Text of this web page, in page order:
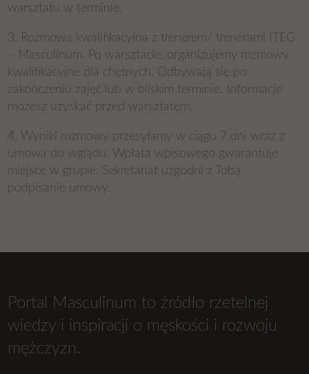
warsztatu w terminie.
3. Rozmowa kwalifikacyjna z trenerem/ trenerami ITEG
– Masculinum. Po warsztacie, organizujemy rozmowy
kwalifikacyjne dla chętnych. Odbywają się po
zakończeniu zajęć lub w bliskim terminie. Informacje
możesz uzyskać przed warsztatem.
4. Wyniki rozmowy przesyłamy w ciągu 7 dni wraz z
umowa do wglądu. Wpłata wpisowego gwarantuje
miejsce w grupie. Sekretariat uzgodni z Tobą
podpisanie umowy.
Portal Masculinum to źródło rzetelnej
wiedzy i inspiracji o męskości i rozwoju
mężczyzn.